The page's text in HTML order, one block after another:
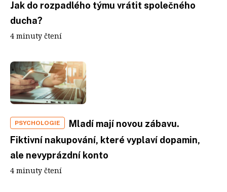
Jak do rozpadlého týmu vrátit společného
ducha?
4 minuty čtení
PSYCHOLOGIE
Mladí mají novou zábavu.
Fiktivní nakupování, které vyplaví dopamin,
ale nevyprázdní konto
4 minuty čtení